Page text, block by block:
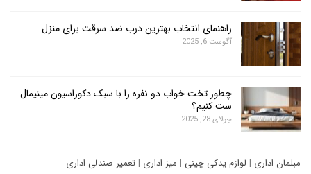
راهنمای انتخاب بهترین درب ضد سرقت برای منزل
آگوست 6, 2025
چطور تخت خواب دو نفره را با سبک دکوراسیون مینیمال
ست کنیم؟
جولای 28, 2025
|لوازم یدکی چینی|میز اداری| تعمیر صندلی اداری